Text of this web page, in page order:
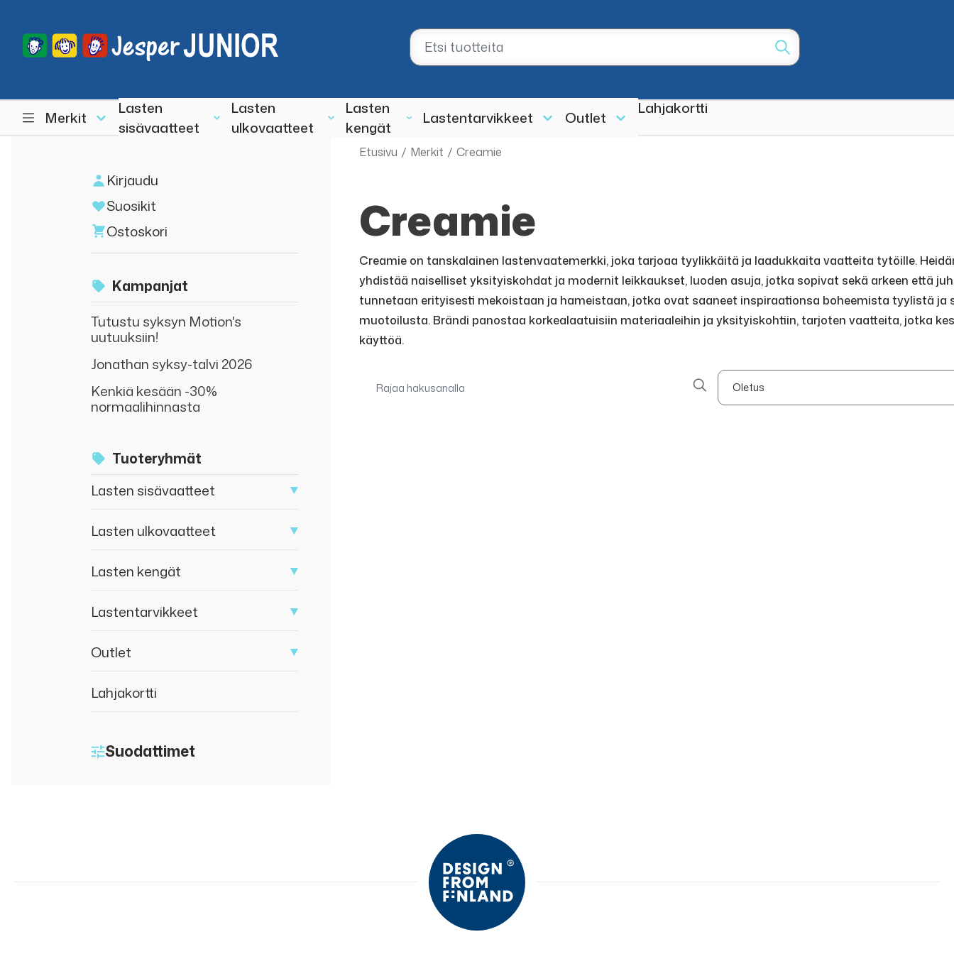
Merkit
Lasten
sisävaatteet
Lasten
ulkovaatteet
Lasten
kengät
Lastentarvikkeet Outlet
Lahjakortti
Kirjaudu
Suosikit
Ostoskori
Kampanjat
Tutustu syksyn Motion's
uutuuksiin!
Jonathan syksy-talvi 2026
Kenkiä kesään -30%
normaalihinnasta
Tuoteryhmät
Lasten sisävaatteet
Lasten ulkovaatteet
Lasten kengät
Lastentarvikkeet
Outlet
Lahjakortti
Suodattimet
Etusivu / Merkit / Creamie
Creamie
Creamie on tanskalainen lastenvaatemerkki, joka tarjoaa tyylikkäitä ja laadukkaita vaatteita tytöille.
yhdistää naiselliset yksityiskohdat ja modernit leikkaukset, luoden asuja, jotka sopivat sekä arkeen että
tunnetaan erityisesti mekoistaan ja hameistaan, jotka ovat saaneet inspiraationsa boheemista tyylistä ja
muotoilusta. Brändi panostaa korkealaatuisiin materiaaleihin ja yksityiskohtiin, tarjoten vaatteita, jotka
käyttöä.